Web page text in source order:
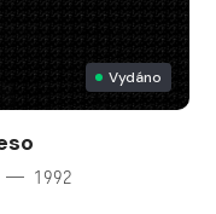
Vydáno
— 1992